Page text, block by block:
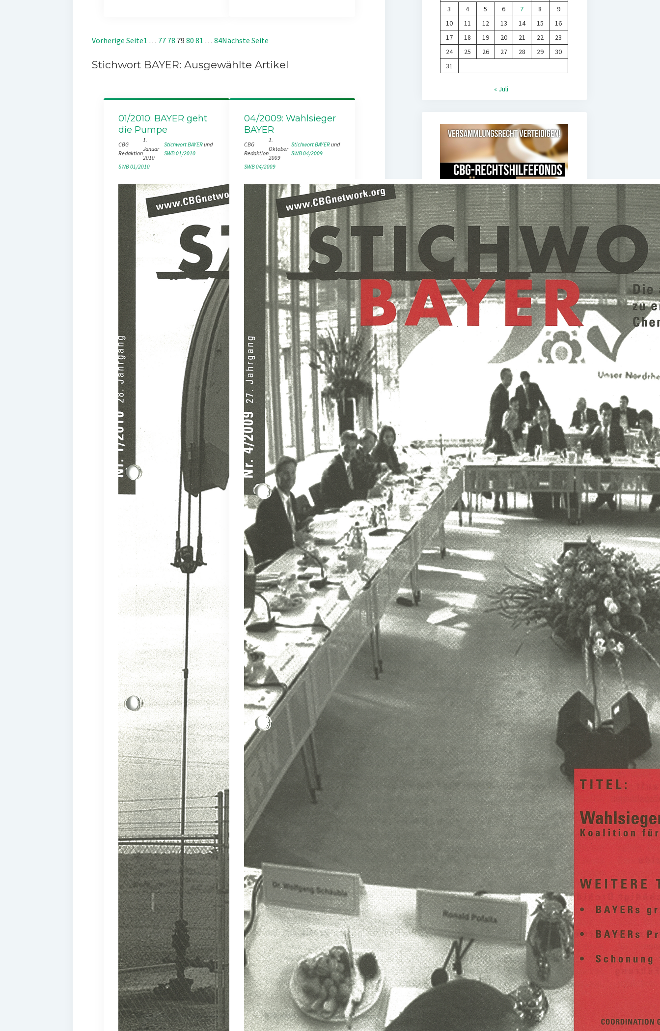
Vorherige Seite1 … 77 78 79 80 81 … 84Nächste Seite
Stichwort BAYER: Ausgewählte Artikel
01/2010: BAYER geht
die Pumpe
CBG
Redaktion
1.
Januar
2010
Stichwort BAYER
und
SWB 01/2010
SWB 01/2010
04/2009: Wahlsieger
BAYER
CBG
Redaktion
1.
Oktober
2009
Stichwort BAYER
und
SWB 04/2009
SWB 04/2009
3
4 5 6 7 8
9
10
11 12 13 14 15
16
17
18 19 20 21 22
23
24
25 26 27 28 29
30
31
« Juli